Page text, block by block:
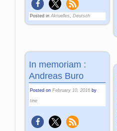
Posted in Aktuelles ,Deutsch
In memoriam :
Andreas Buro
Posted onFebruary 10, 2016 by
tine